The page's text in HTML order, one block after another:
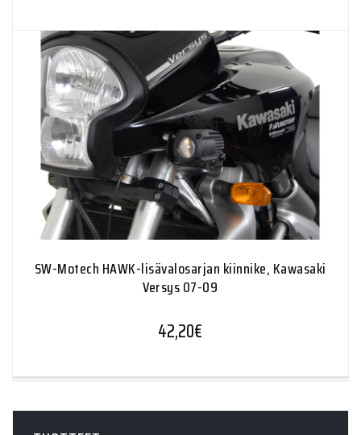
SW-Motech HAWK-lisävalosarjan kiinnike, Kawasaki
Versys 07-09
42,20€